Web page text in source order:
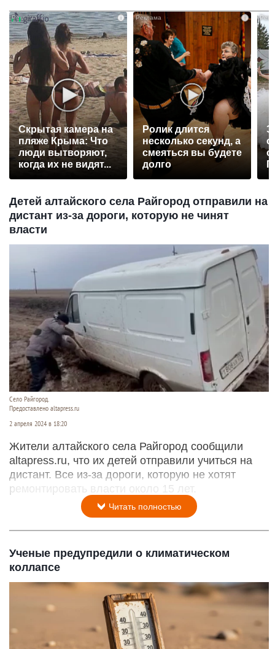
i
Скрытая камера на
пляже Крыма: Что
люди вытворяют,
когда их не видят...
Ролик длится
несколько секунд, а
смеяться вы будете
долго
Детей алтайского села Райгород отправили на
дистант из-за дороги, которую не чинят
власти
Село Райгород.
Предоставлено altapress.ru
2 апреля 2024 в 18:20
Жители алтайского села Райгород сообщили
altapress.ru, что их детей отправили учиться на
дистант. Все из-за дороги, которую не хотят
ремонтировать власти около 15 лет.
Читать полностью
Ученые предупредили о климатическом
коллапсе